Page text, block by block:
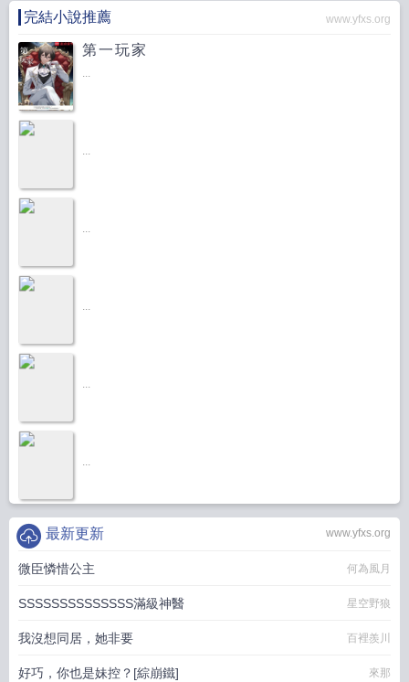
完結小說推薦 www.yfxs.org
第一玩家
...
...
...
...
...
...
www.yfxs.org
最新更新
微臣憐惜公主 何為風月
SSSSSSSSSSSSSS滿級神醫 星空野狼
我沒想同居，她非要 百裡羨川
好巧，你也是妹控？[綜崩鐵] 來那